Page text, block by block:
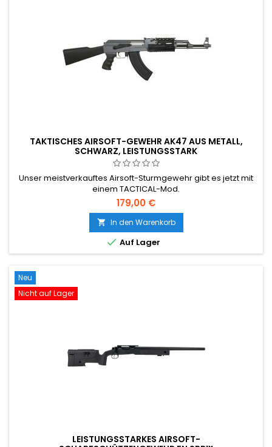
TAKTISCHES AIRSOFT-GEWEHR AK47 AUS METALL,
SCHWARZ, LEISTUNGSSTARK
Unser meistverkauftes Airsoft-Sturmgewehr gibt es jetzt mit
einem TACTICAL-Mod.
179,00 €
 In den Warenkorb
 Auf Lager
Neu
Nicht auf Lager
LEISTUNGSSTARKES AIRSOFT-